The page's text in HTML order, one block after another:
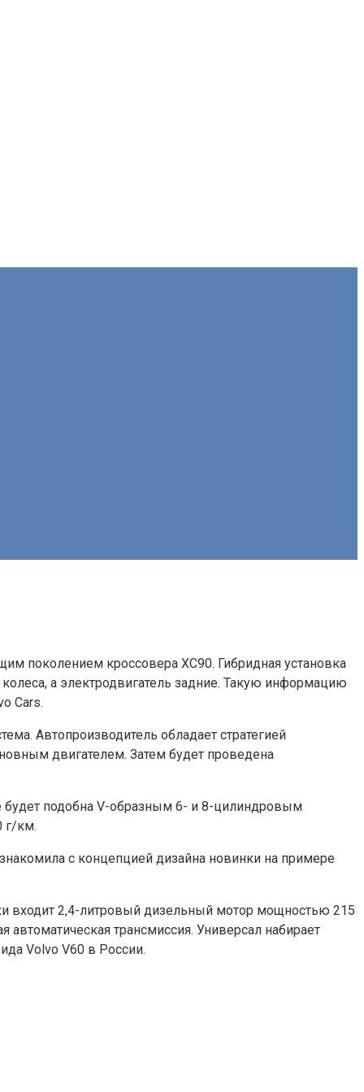
поколением кроссовера XC90. Гибридная установка
а электродвигатель задние. Такую информацию
Cars.
Автопроизводитель обладает стратегией
двигателем. Затем будет проведена
будет подобна V-образным 6- и 8-цилиндровым
г/км.
с концепцией дизайна новинки на примере
входит 2,4-литровый дизельный мотор мощностью 215
трансмиссия. Универсал набирает
Volvo V60 в России.